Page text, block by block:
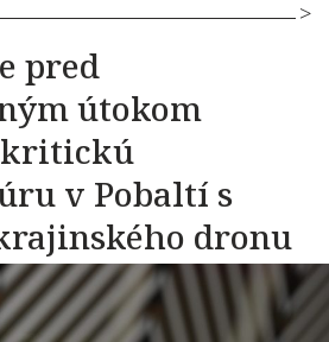
pred
útokom
kritickú
v Pobaltí s
dronu